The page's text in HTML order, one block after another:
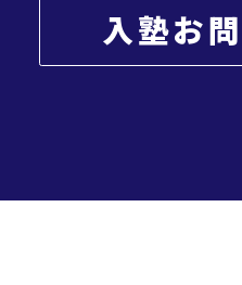
入塾お